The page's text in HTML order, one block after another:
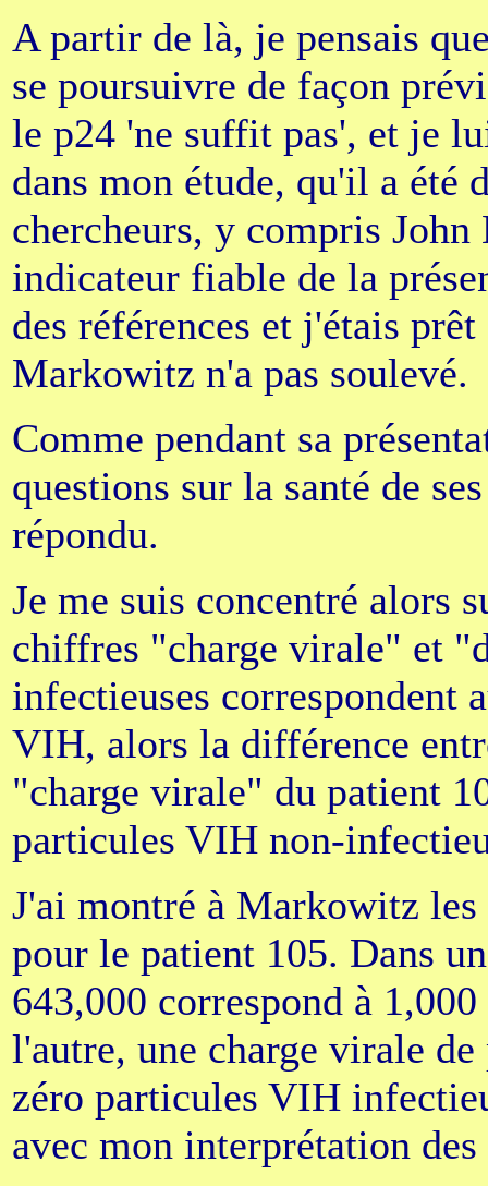
A partir de là, je pensais
se poursuivre de façon
le p24 'ne suffit pas', et je
dans mon étude, qu'il a été
chercheurs, y compris
indicateur fiable de la
des références et j'étais
Markowitz n'a pas soulevé.
Comme pendant sa
questions sur la santé de
répondu.
Je me suis concentré alors
chiffres "charge virale" et
infectieuses correspondent
VIH, alors la différence
"charge virale" du patient
particules VIH non-
J'ai montré à Markowitz
pour le patient 105. Dans
643,000 correspond à
l'autre, une charge virale
zéro particules VIH
avec mon interprétation des